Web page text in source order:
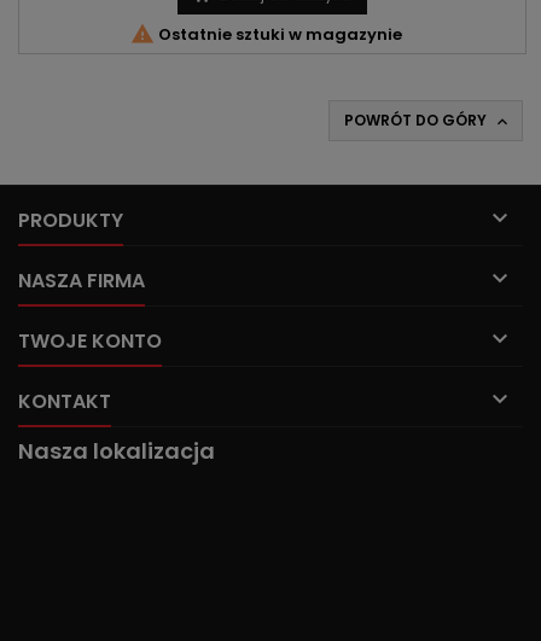
 Ostatnie sztuki w magazynie
POWRÓT DO GÓRY 
PRODUKTY 
NASZA FIRMA 
TWOJE KONTO 
KONTAKT 
Nasza lokalizacja